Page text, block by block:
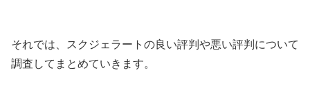
それでは、スクジェラートの良い評判や悪い評判について
調査してまとめていきます。